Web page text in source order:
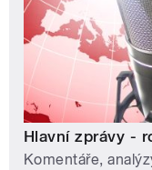
Hlavní zprávy -
Komentáře,